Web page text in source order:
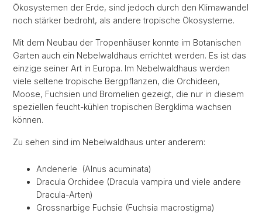
Ökosystemen der Erde, sind jedoch durch den Klimawandel
noch stärker bedroht, als andere tropische Ökosysteme.
Mit dem Neubau der Tropenhäuser konnte im Botanischen
Garten auch ein Nebelwaldhaus errichtet werden. Es ist das
einzige seiner Art in Europa. Im Nebelwaldhaus werden
viele seltene tropische Bergpflanzen, die Orchideen,
Moose, Fuchsien und Bromelien gezeigt, die nur in diesem
speziellen feucht-kühlen tropischen Bergklima wachsen
können.
Zu sehen sind im Nebelwaldhaus unter anderem:
Andenerle (Alnus acuminata)
Dracula Orchidee (Dracula vampira und viele andere
Dracula-Arten)
Grossnarbige Fuchsie (Fuchsia macrostigma)